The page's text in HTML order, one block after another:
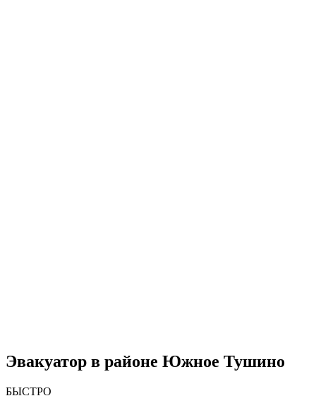
Эвакуатор в районе Южное Тушино
БЫСТРО